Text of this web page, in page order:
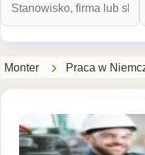
Szukaj ofert pracy:
Monter Praca w